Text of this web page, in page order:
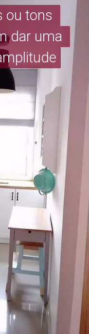
ou tons
dar uma
ou tons
dar uma